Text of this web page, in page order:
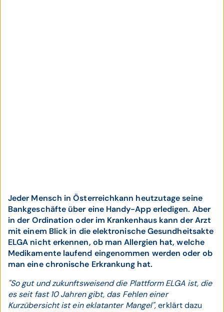
Jeder Mensch in Österreichkann heutzutage seine
Bankgeschäfte über eine Handy-App erledigen. Aber
in der Ordination oder im Krankenhaus kann der Arzt
mit einem Blick in die elektronische Gesundheitsakte
ELGA nicht erkennen, ob man Allergien hat, welche
Medikamente laufend eingenommen werden oder ob
man eine chronische Erkrankung hat.
"So gut und zukunftsweisend die Plattform ELGA ist, die
es seit fast 10 Jahren gibt, das Fehlen einer
Kurzübersicht ist ein eklatanter Mangel",erklärt dazu